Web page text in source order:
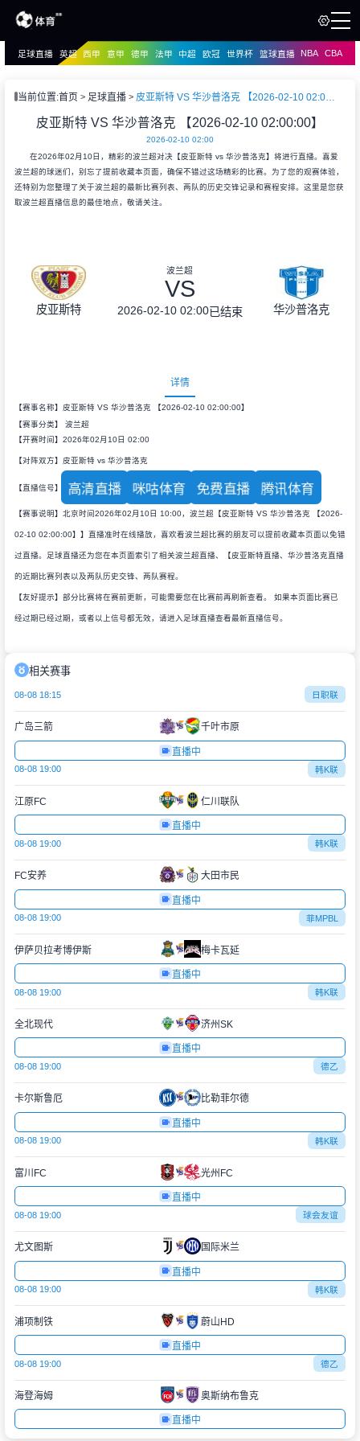
播
足球直播 英超 西甲 意甲 德甲 法甲 中超 欧冠 世界杯 篮球直播 NBA CBA
当前位置:首页 足球直播 皮亚斯特 VS 华沙普洛克 【2026-02-10 02:00:00】
皮亚斯特 VS 华沙普洛克 【2026-02-10 02:00:00】
2026-02-10 02:00
在2026年02月10日，精彩的波兰超对决【皮亚斯特 vs 华沙普洛克】将进行直播。喜爱
波兰超的球迷们，别忘了提前收藏本页面，确保不错过这场精彩的比赛。为了您的观赛体验，
还特别为您整理了关于波兰超的最新比赛列表、两队的历史交锋记录和赛程安排。这里是您获
取波兰超直播信息的最佳地点，敬请关注。
皮亚斯特
波兰超
VS
2026-02-10 02:00已结束 华沙普洛克
详情
【赛事名称】皮亚斯特 VS 华沙普洛克 【2026-02-10 02:00:00】
【赛事分类】 波兰超
【开赛时间】2026年02月10日 02:00
【对阵双方】皮亚斯特 vs 华沙普洛克
【直播信号】 高清直播 咪咕体育 免费直播 腾讯体育
【赛事说明】北京时间2026年02月10日 10:00，波兰超【皮亚斯特 VS 华沙普洛克 【2026-
02-10 02:00:00】】直播准时在线播放，喜欢看波兰超比赛的朋友可以提前收藏本页面以免错
过直播。足球直播还为您在本页面索引了相关波兰超直播、【皮亚斯特直播、华沙普洛克直播
的近期比赛列表以及两队历史交锋、两队赛程。
【友好提示】部分比赛将在赛前更新，可能需要您在比赛前再刷新查看。 如果本页面比赛已
经过期已经过期，或者以上信号都无效，请进入足球直播查看最新直播信号。
相关赛事
08-08 18:15 日职联
广岛三箭 千叶市原
直播中
08-08 19:00 韩K联
江原FC 仁川联队
直播中
08-08 19:00 韩K联
FC安养 大田市民
直播中
08-08 19:00 菲MPBL
伊萨贝拉考博伊斯 梅卡瓦延
直播中
08-08 19:00 韩K联
全北现代 济州SK
直播中
08-08 19:00 德乙
卡尔斯鲁厄 比勒菲尔德
直播中
08-08 19:00 韩K联
富川FC 光州FC
直播中
08-08 19:00 球会友谊
尤文图斯 国际米兰
直播中
08-08 19:00 韩K联
浦项制铁 蔚山HD
直播中
08-08 19:00 德乙
海登海姆 奥斯纳布鲁克
直播中